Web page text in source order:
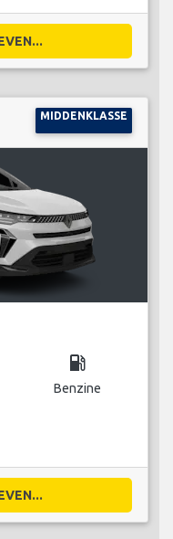
MIDDENKLASSE
local_gas_station
Benzine